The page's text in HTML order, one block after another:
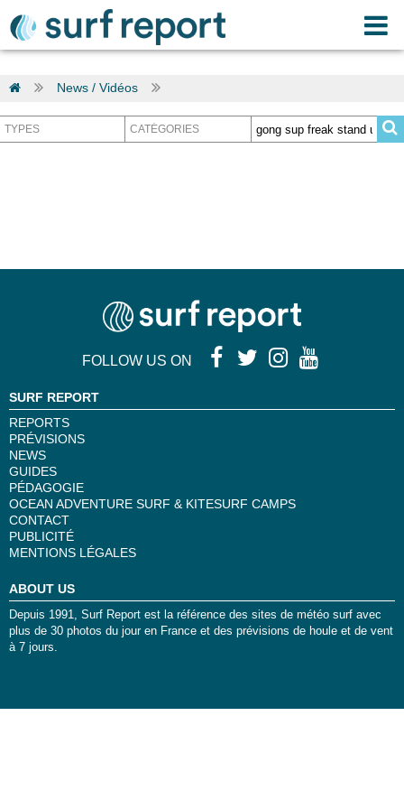
News / Vidéos
Recherche gong sup freak stand up 94
FOLLOW US ON
SURF REPORT
REPORTS
PRÉVISIONS
NEWS
GUIDES
PÉDAGOGIE
OCEAN ADVENTURE SURF & KITESURF CAMPS
CONTACT
PUBLICITÉ
MENTIONS LÉGALES
ABOUT US
Depuis 1991, Surf Report est la référence des sites de météo surf avec
plus de 30 photos du jour en France et des prévisions de houle et de vent
à 7 jours.